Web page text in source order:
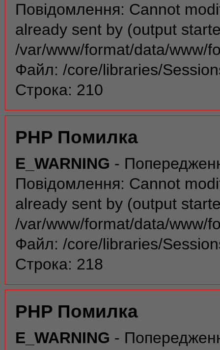
Повідомлення: Cannot
already sent by (output
/var/www/format/data/www/
Файл: /core/libraries/
Строка: 210
PHP Помилка
E_WARNING -
Повідомлення: Cannot
already sent by (output
/var/www/format/data/www/
Файл: /core/libraries/
Строка: 218
PHP Помилка
E_WARNING -